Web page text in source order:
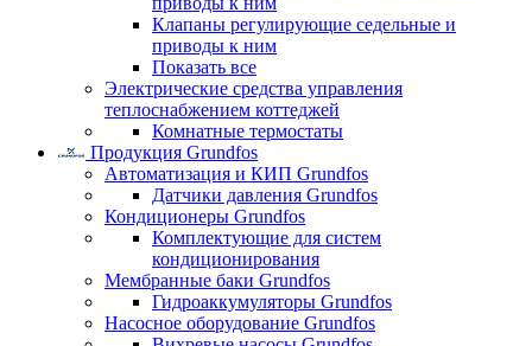
Клапаны регулирующие седельные и
приводы к ним
Показать все
Электрические средства управления
теплоснабжением коттеджей
Комнатные термостаты
Продукция Grundfos
Автоматизация и КИП Grundfos
Датчики давления Grundfos
Кондиционеры Grundfos
Комплектующие для систем
кондиционирования
Мембранные баки Grundfos
Гидроаккумуляторы Grundfos
Насосное оборудование Grundfos